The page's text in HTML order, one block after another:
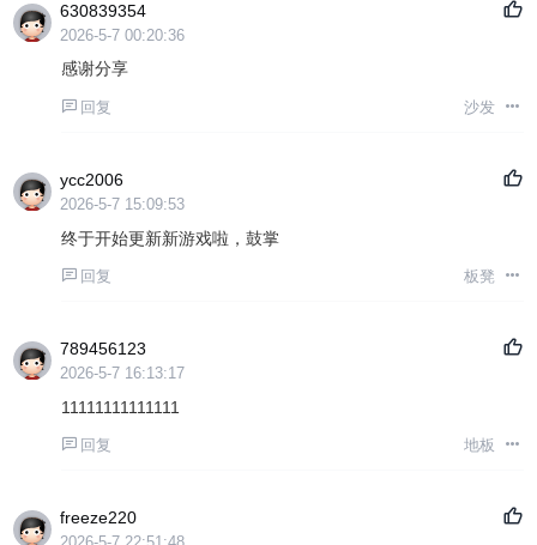
630839354
2026-5-7 00:20:36
感谢分享
回复 沙发
ycc2006
2026-5-7 15:09:53
终于开始更新新游戏啦，鼓掌
回复 板凳
789456123
2026-5-7 16:13:17
11111111111111
回复 地板
freeze220